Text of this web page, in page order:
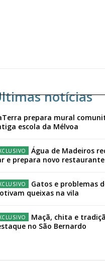
notícias
prepara mural
escola da Mélvoa
Água de Madeiros
e prepara novo restaurante
Gatos e problemas
queixas na vila
Maçã, chita e
no São Bernardo